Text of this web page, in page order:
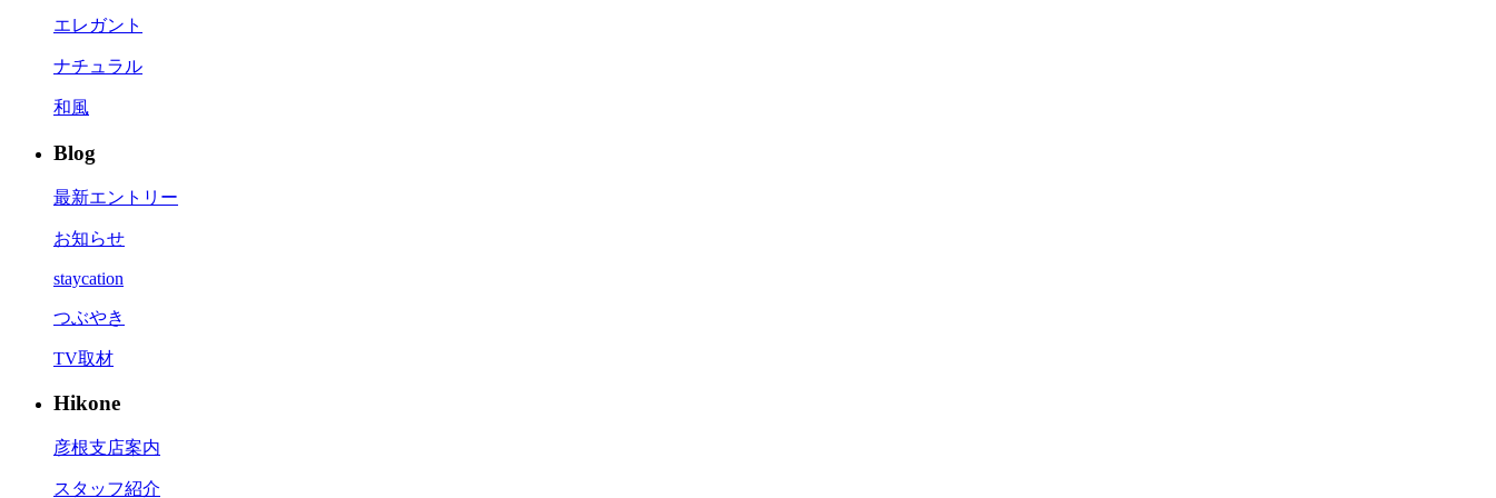
エレガント
ナチュラル
和風
Blog
最新エントリー
お知らせ
staycation
つぶやき
TV取材
Hikone
彦根支店案内
スタッフ紹介